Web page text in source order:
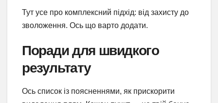
Тут усе про комплексний підхід: від захисту до
зволоження. Ось що варто додати.
Поради для швидкого
результату
Ось список із поясненнями, як прискорити